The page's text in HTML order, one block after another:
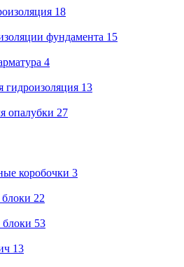
18
фундамента 15
4
гидроизоляция 13
опалубки 27
коробочки 3
22
блоки 53
13